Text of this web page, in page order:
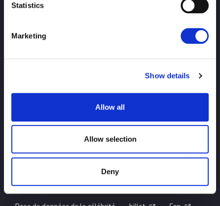
Statistics
Marketing
Show details
Allow all
Allow selection
Deny
HAUT
Résultats du tournoi
enquête
Pour les nouveaux utilisateurs
Historique du titre